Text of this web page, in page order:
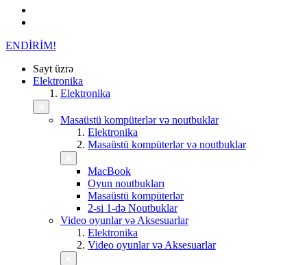
ENDİRİM!
Sayt üzrə
Elektronika
Elektronika
Masaüstü kompüterlər və noutbuklar
Elektronika
Masaüstü kompüterlər və noutbuklar
MacBook
Oyun noutbukları
Masaüstü kompüterlər
2-si 1-də Noutbuklar
Video oyunlar və Aksesuarlar
Elektronika
Video oyunlar və Aksesuarlar